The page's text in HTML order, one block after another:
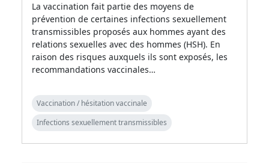
La vaccination fait partie des moyens de
prévention de certaines infections sexuellement
transmissibles proposés aux hommes ayant des
relations sexuelles avec des hommes (HSH). En
raison des risques auxquels ils sont exposés, les
recommandations vaccinales…
Vaccination / hésitation vaccinale
Infections sexuellement transmissibles